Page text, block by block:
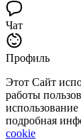
Чат
Профиль
Этот Сайт
работы
подробная
cookie